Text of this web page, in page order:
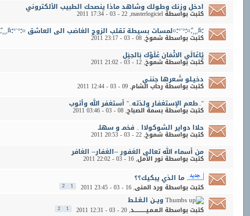
ادخل وزنك وطولك وشاهد ماذا ينصحك الطبيب الألكتروني
كتبت بواسطةmasterlogiciel
‏, 22 - 03 - 2011 17:34
؛¤ّ,¸¸,ّ¤؛°`°؛¤لمسات بسيطة تقلب الزوج الغاضب الى العاشق ¤؛°`°؛¤ّ,¸¸,ّ
كتبت بواسطة شموخ‏, 08 - 03 - 2011 23:17
يُاغَالَي الاثْمَان غَلَوِّك بَالحِيَل
كتبت بواسطةشموخ‏, 12 - 03 - 2011 21:02
دخيـلو شَـعرها جننـي
كتبت بواسطةرحاب الشام‏, 09 - 03 - 2011 12:44
"..طعم الإستغفار ولذته.." أستغفر الله وأتوب
كتبت بواسطةبسمة الصباح‏, 08 - 03 - 2011 03:46
حلاا دواير الشوكولاا .. فخمـ و سهلـ
كتبت بواسطة شموخ‏, 22 - 03 - 2011 20:53
من أسماء الله تعالى الغفور --الغفار-- الغافر
كتبت بواسطةنور الأمل‏, 16 - 03 - 2011 22:02
ما الذي يبكيك؟؟
كتبت بواسطة ورد المنى‏, 16 - 03 - 2011 23:45
1
2
ويــن الـغـلـط
كتبت بواسطة الـعـمـيــــــــــــد‏, 20 - 03 - 2011 12:31
1
2